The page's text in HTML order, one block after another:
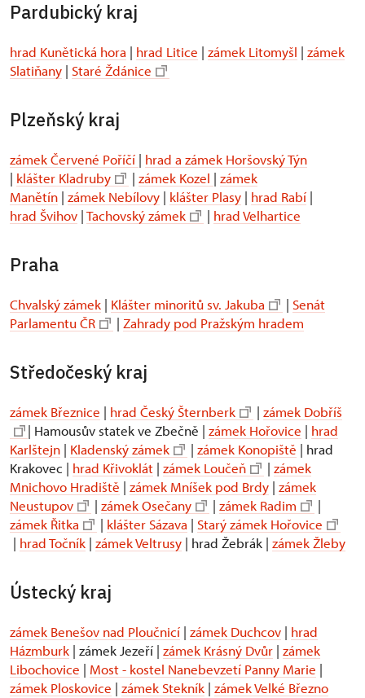
Pardubický kraj
hrad Kunětická hora | hrad Litice | zámek Litomyšl | zámek
Slatiňany | Staré Ždánice
Plzeňský kraj
zámek Červené Poříčí | hrad a zámek Horšovský Týn
| klášter Kladruby | zámek Kozel | zámek
Manětín | zámek Nebílovy | klášter Plasy | hrad Rabí |
hrad Švihov |Tachovský zámek | hrad Velhartice
Praha
Chvalský zámek | Klášter minoritů sv. Jakuba | Senát
Parlamentu ČR
| Zahrady pod Pražským hradem
Středočeský kraj
zámek Březnice | hrad Český Šternberk | zámek Dobříš
| Hamousův statek ve Zbečně | zámek Hořovice | hrad
Karlštejn | Kladenský zámek | zámek Konopiště | hrad
Krakovec | hrad Křivoklát | zámek Loučeň | zámek
Mnichovo Hradiště | zámek Mníšek pod Brdy | zámek
Neustupov
| zámek Osečany | zámek Radim
|
zámek Řitka
| klášter Sázava | Starý zámek Hořovice
| hrad Točník | zámek Veltrusy | hrad Žebrák | zámek Žleby
Ústecký kraj
zámek Benešov nad Ploučnicí | zámek Duchcov | hrad
Házmburk | zámek Jezeří | zámek Krásný Dvůr | zámek
Libochovice | Most - kostel Nanebevzetí Panny Marie |
zámek Ploskovice | zámek Stekník | zámek Velké Březno